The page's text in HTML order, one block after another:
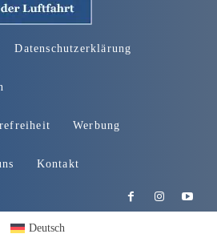
Datenschutzerklärung
Werbung
Kontakt
Deutsch